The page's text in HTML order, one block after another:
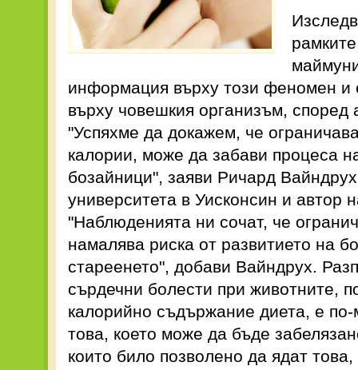
информация върху този феномен и
върху човешкия организъм, според
"Успяхме да докажем, че
калории, може да забави процеса
бозайници", заяви Ричард
университета в Уисконсин и автор
"Наблюденията ни сочат, че
намалява риска от развитието на
стареенето", добави Вайндрух.
сърдечни болести при животните,
калорийно съдържание диета, е
това, което може да бъде
които било позволено да ядат това,